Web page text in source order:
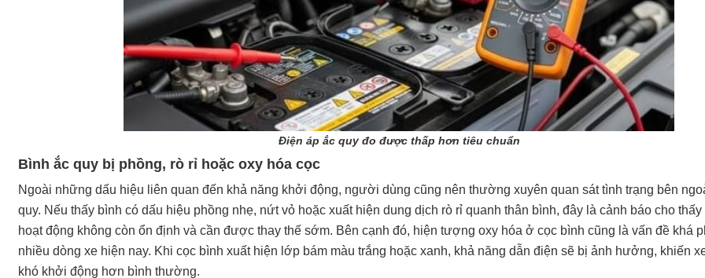
Điện áp ắc quy đo được thấp hơn tiêu chuẩn
Bình ắc quy bị phồng, rò rỉ hoặc oxy hóa cọc
Ngoài những dấu hiệu liên quan đến khả năng khởi động, người dùng cũng nên thường xuyên quan sát tình trạng bên
quy. Nếu thấy bình có dấu hiệu phồng nhẹ, nứt vỏ hoặc xuất hiện dung dịch rò rỉ quanh thân bình, đây là cảnh báo cho thấy
hoạt động không còn ổn định và cần được thay thế sớm. Bên cạnh đó, hiện tượng oxy hóa ở cọc bình cũng là vấn đề khá
nhiều dòng xe hiện nay. Khi cọc bình xuất hiện lớp bám màu trắng hoặc xanh, khả năng dẫn điện sẽ bị ảnh hưởng, khiến
khó khởi động hơn bình thường.